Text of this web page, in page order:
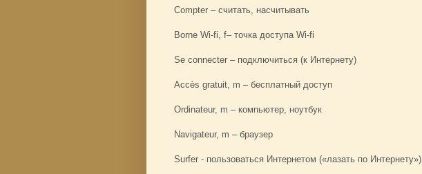
Compter – считать, насчитывать
Borne Wi-fi, f– точка доступа Wi-fi
Se connecter – подключиться (к Интернету)
Accès gratuit, m – бесплатный доступ
Ordinateur, m – компьютер, ноутбук
Navigateur, m – браузер
Surfer - пользоваться Интернетом («лазать по Интернету»)